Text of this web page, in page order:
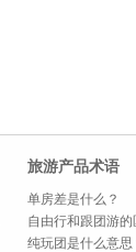
旅游产品术语
单房差是什么？
自由行和跟团游的
纯玩团是什么意思